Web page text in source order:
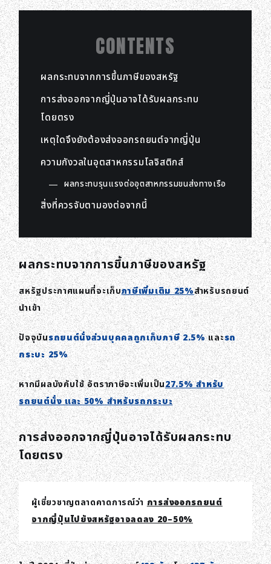
CONTENTS
ผลกระทบจากการขึ้นภาษีของสหรัฐ
การส่งออกจากญี่ปุ่นอาจได้รับผลกระทบ
โดยตรง
เหตุใดจึงยังต้องส่งออกรถยนต์จากญี่ปุ่น
ความกังวลในอุตสาหกรรมโลจิสติกส์
ผลกระทบรุนแรงต่ออุตสาหกรรมขนส่งทางเรือ
สิ่งที่ควรจับตามองต่อจากนี้
ผลกระทบจากการขึ้นภาษีของสหรัฐ
สหรัฐประกาศแผนที่จะเก็บภาษีเพิ่มเติม 25%สำหรับรถยนต์
นำเข้า
ปัจจุบันรถยนต์นั่งส่วนบุคคลถูกเก็บภาษี 2.5%และรถ
กระบะ 25%
หากมีผลบังคับใช้ อัตราภาษีจะเพิ่มเป็น27.5% สำหรับ
รถยนต์นั่ง และ 50% สำหรับรถกระบะ
การส่งออกจากญี่ปุ่นอาจได้รับผลกระทบ
โดยตรง
ผู้เชี่ยวชาญตลาดคาดการณ์ว่า การส่งออกรถยนต์
จากญี่ปุ่นไปยังสหรัฐอาจลดลง 20–50%